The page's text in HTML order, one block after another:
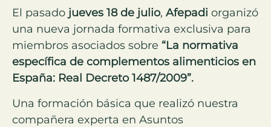
El pasado jueves 18 de julio, Afepadi organizó
una nueva jornada formativa exclusiva para
miembros asociados sobre “La normativa
específica de complementos alimenticios en
España: Real Decreto 1487/2009”.
Una formación básica que realizó nuestra
compañera experta en Asuntos